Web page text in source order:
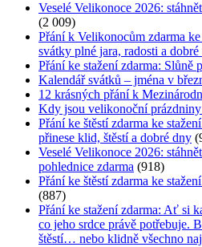
Veselé Velikonoce 2026:
(2 009)
Přání k Velikonocům zdarma
svátky plné jara, radosti a
Přání ke stažení zdarma: Slůně
Kalendář svátků – jména v
12 krásných přání k
Kdy jsou velikonoční
Přání ke štěstí zdarma ke
přinese klid, štěstí a dobré dny
Veselé Velikonoce 2026:
pohlednice zdarma (918)
Přání ke štěstí zdarma ke
(887)
Přání ke stažení zdarma: Ať si
co jeho srdce právě potřebuje.
štěstí… nebo klidně všechno